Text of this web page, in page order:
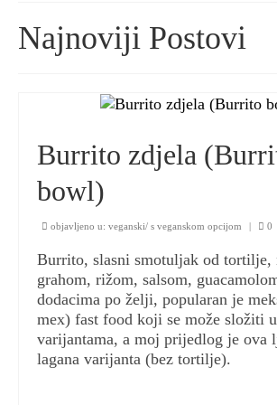
suradnje/kontakt
pravila privatnosti
uvjeti korištenja
kolačići
Najnoviji Postovi
Burrito zdjela
bowl)
objavljeno u: veganski/ s veganskom opcijom | 0
Burrito, slasni smotuljak od tortilje,
grahom, rižom, salsom,
dodacima po želji, popularan je
mex) fast food koji se može složiti
varijantama, a moj prijedlog je ova
lagana varijanta (bez tortilje).